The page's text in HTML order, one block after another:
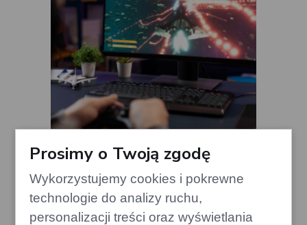
Gra, która zrewolucjonizowała
kooperację, świętuje 10. rocznicę
gamecorner.pl
Prosimy o Twoją zgodę
Wykorzystujemy cookies i pokrewne
technologie do analizy ruchu,
personalizacji treści oraz wyświetlania